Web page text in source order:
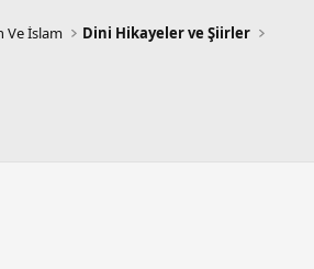
Ve İslam Dini Hikayeler ve Şiirler